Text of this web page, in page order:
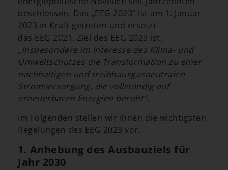
beschlossen. Das „EEG 2023“ ist am 1. Januar
2023 in Kraft getreten und ersetzt
das EEG 2021. Ziel des EEG 2023 ist,
„insbesondere im Interesse des ⁠Klima⁠- und
Umweltschutzes die Transformation zu einer
nachhaltigen und treibhausgasneutralen
Stromversorgung, die vollständig auf
erneuerbaren Energien beruht“.
Im Folgenden stellen wir Ihnen die wichtigsten
Regelungen des EEG 2023 vor.
1. Anhebung des Ausbauziels für
Jahr 2030